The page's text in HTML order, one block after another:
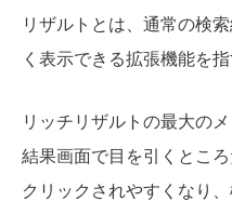
リザルトとは、通常の検
く表示できる拡張機能を指
リッチリザルトの最大の
結果画面で目を引くとこ
クリックされやすくなり